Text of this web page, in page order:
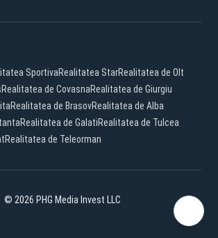
SportivaRealitatea StarRealitatea de Olt
Realitatea de CovasnaRealitatea de Giurgiu
Realitatea de BrasovRealitatea de Alba
Realitatea de GalatiRealitatea de Tulcea
Realitatea de Teleorman
© 2026 PHG Media Invest LLC